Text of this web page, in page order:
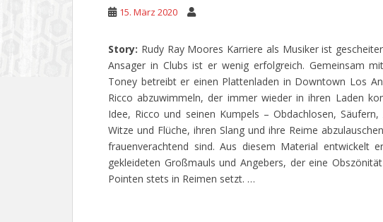
15. März 2020
Story: Rudy Ray Moores Karriere als Musiker ist
Ansager in Clubs ist er wenig erfolgreich. Gemeinsam
Toney betreibt er einen Plattenladen in Downtown Los
Ricco abzuwimmeln, der immer wieder in ihren Laden
Idee, Ricco und seinen Kumpels – Obdachlosen,
Witze und Flüche, ihren Slang und ihre Reime
frauenverachtend sind. Aus diesem Material entwickelt
gekleideten Großmauls und Angebers, der eine
Pointen stets in Reimen setzt. …